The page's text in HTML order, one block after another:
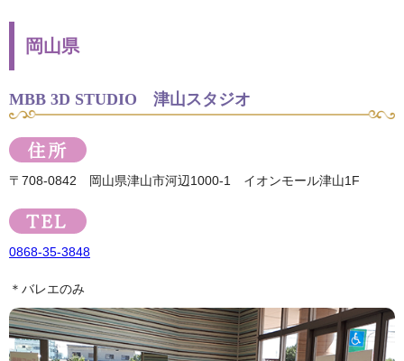
岡山県
MBB 3D STUDIO 津山スタジオ
〒708-0842 岡山県津山市河辺1000-1 イオンモール津山1F
0868-35-3848
＊バレエのみ